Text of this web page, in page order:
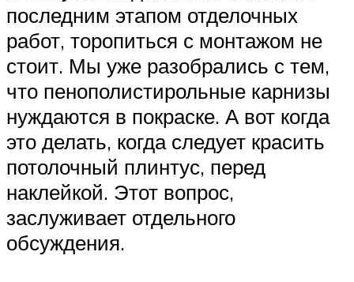
последним этапом отделочных
работ, торопиться с монтажом не
стоит. Мы уже разобрались с тем,
что пенополистирольные карнизы
нуждаются в покраске. А вот когда
это делать, когда следует красить
потолочный плинтус, перед
наклейкой. Этот вопрос,
заслуживает отдельного
обсуждения.